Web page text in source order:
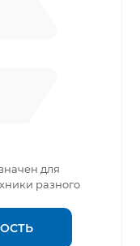
для
разного